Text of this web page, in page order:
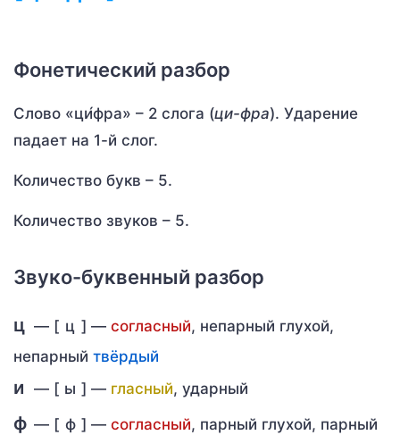
Фонетический разбор
Слово «ци́фра» – 2 слога (ци-фра). Ударение
падает на 1-й слог.
Количество букв – 5.
Количество звуков – 5.
Звуко-буквенный разбор
ц — [ ц ] — согласный, непарный глухой,
непарный твёрдый
и — [ ы ] — гласный, ударный
ф — [ ф ] — согласный, парный глухой, парный